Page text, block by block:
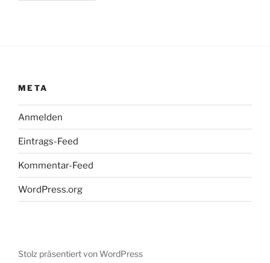
META
Anmelden
Eintrags-Feed
Kommentar-Feed
WordPress.org
Stolz präsentiert von WordPress